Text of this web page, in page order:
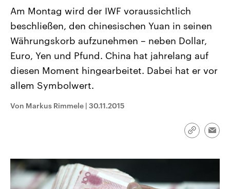
Landtagswahl Sachsen-Anhalt
2026
Alle Informationen
Sachsen-Anhalt wählt am 6.
September 2026 einen neuen
Landtag. Seit 2021 wird das
Bundesland von einer Koalition aus
CDU, SPD und FDP regiert.-
USA
Aktuelle Beiträge,
Hintergründe
Wirtschaftlich und
Audio-Archiv
Am Montag wird der IWF voraussichtlich
beschließen, den chinesischen Yuan in seinen
Währungskorb aufzunehmen – neben Dollar,
Euro, Yen und Pfund. China hat jahrelang auf
diesen Moment hingearbeitet. Dabei hat er vor
allem Symbolwert.
Von Markus Rimmele | 30.11.2015
Link